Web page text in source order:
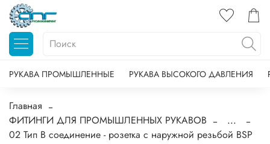
РУКАВА ПРОМЫШЛЕННЫЕ РУКАВА ВЫСОКОГО ДАВЛЕНИЯ
Главная
ФИТИНГИ ДЛЯ ПРОМЫШЛЕННЫХ РУКАВОВ
...
02 Тип B соединение - розетка с наружной резьбой BSP